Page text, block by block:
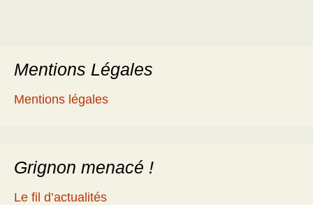
Mentions Légales
Mentions légales
Grignon menacé !
Le fil d’actualités